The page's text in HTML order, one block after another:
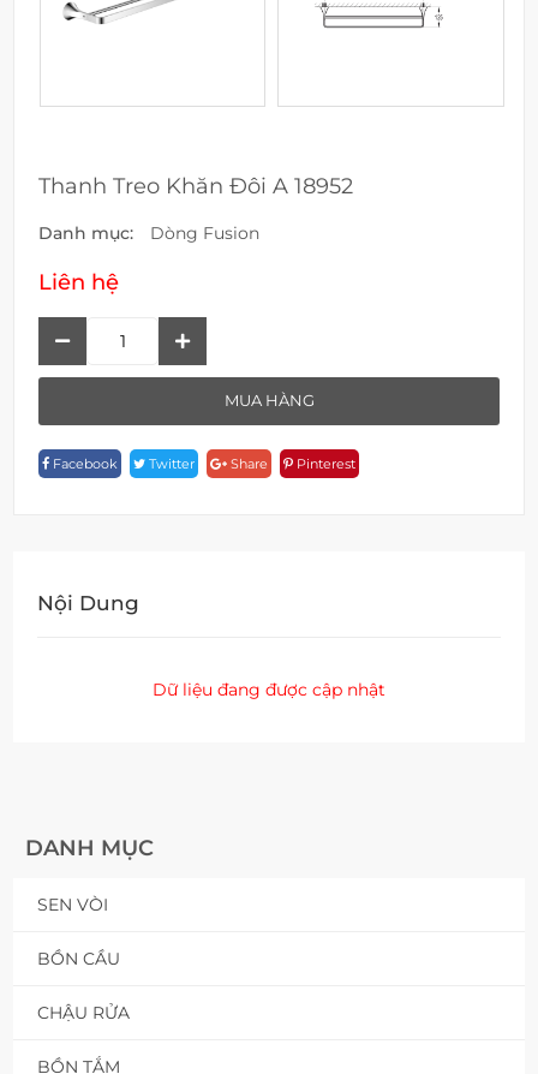
DANH MỤC
SEN VÒI
BỒN CẦU
CHẬU RỬA
BỒN TẮM
Thanh Treo Khăn Đôi A 18952
Danh mục: Dòng Fusion
Liên hệ
A
18952
MUA HÀNG
Facebook Twitter Share Pinterest
Nội Dung
Dữ liệu đang được cập nhật